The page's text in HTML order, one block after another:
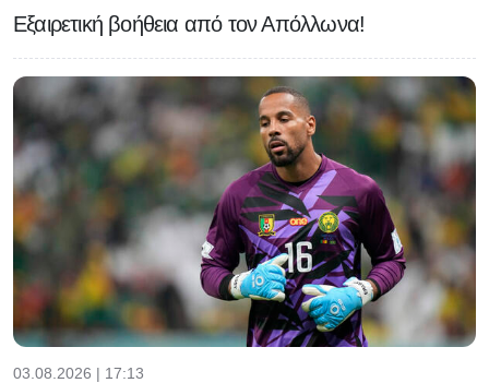
Εξαιρετική βοήθεια από τον Απόλλωνα!
03.08.2026 | 17:13